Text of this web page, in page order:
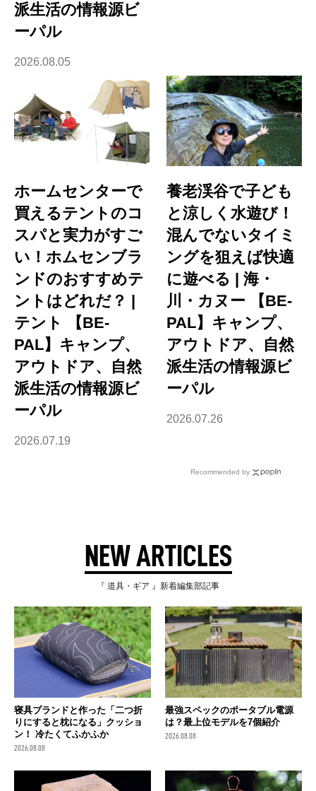
派生活の情報源ビ
ーパル
2026.08.05
ホームセンターで
買えるテントのコ
スパと実力がすご
い！ホムセンブラ
ンドのおすすめテ
ントはどれだ？ |
テント 【BE-
PAL】キャンプ、
アウトドア、自然
派生活の情報源ビ
ーパル
2026.07.19
養老渓谷で子ども
と涼しく水遊び！
混んでないタイミ
ングを狙えば快適
に遊べる | 海・
川・カヌー 【BE-
PAL】キャンプ、
アウトドア、自然
派生活の情報源ビ
ーパル
2026.07.26
Recommended by
NEW ARTICLES
『 道具・ギア 』新着編集部記事
寝具ブランドと作った「二つ折
りにすると枕になる」クッショ
ン！ 冷たくてふかふか
2026.08.08
最強スペックのポータブル電源
は？最上位モデルを7個紹介
2026.08.08